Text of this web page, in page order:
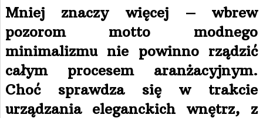
Mniej znaczy więcej – wbrew
pozorom motto modnego
minimalizmu nie powinno rządzić
całym procesem aranżacyjnym.
Choć sprawdza się w trakcie
urządzania eleganckich wnętrz, z